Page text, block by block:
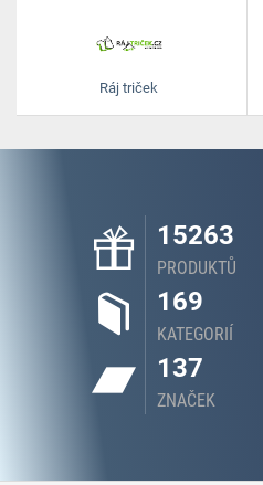
Ráj triček
15263
PRODUKTŮ
169
KATEGORIÍ
137
ZNAČEK